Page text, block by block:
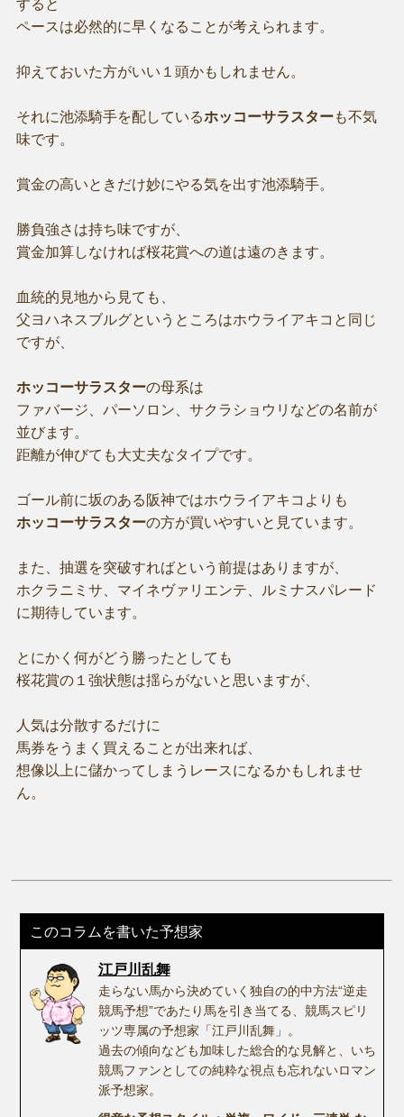
すると
ペースは必然的に早くなることが考えられます。
抑えておいた方がいい１頭かもしれません。
それに池添騎手を配しているホッコーサラスターも不気
味です。
賞金の高いときだけ妙にやる気を出す池添騎手。
勝負強さは持ち味ですが、
賞金加算しなければ桜花賞への道は遠のきます。
血統的見地から見ても、
父ヨハネスブルグというところはホウライアキコと同じ
ですが、
ホッコーサラスターの母系は
ファバージ、パーソロン、サクラショウリなどの名前が
並びます。
距離が伸びても大丈夫なタイプです。
ゴール前に坂のある阪神ではホウライアキコよりも
ホッコーサラスターの方が買いやすいと見ています。
また、抽選を突破すればという前提はありますが、
ホクラニミサ、マイネヴァリエンテ、ルミナスパレード
に期待しています。
とにかく何がどう勝ったとしても
桜花賞の１強状態は揺らがないと思いますが、
人気は分散するだけに
馬券をうまく買えることが出来れば、
想像以上に儲かってしまうレースになるかもしれませ
ん。
このコラムを書いた予想家
江戸川乱舞
走らない馬から決めていく独自の的中方法“逆走
競馬予想”であたり馬を引き当てる、競馬スピリ
ッツ専属の予想家「江戸川乱舞」。
過去の傾向なども加味した総合的な見解と、いち
競馬ファンとしての純粋な視点も忘れないロマン
派予想家。